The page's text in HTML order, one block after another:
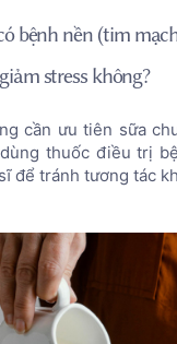
bệnh nền (tim
stress không?
cần ưu tiên sữa
thuốc điều trị
để tránh tương tác